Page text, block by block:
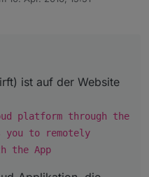
von
ist auf der Website
platform through the
you to remotely
the App